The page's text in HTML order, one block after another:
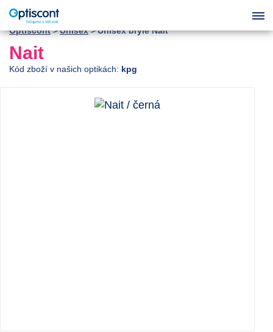
Optiscont Unisex Unisex brýle Nait
Nait
Kód zboží v našich optikách: kpg